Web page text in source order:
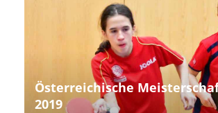
Österreichische
2019